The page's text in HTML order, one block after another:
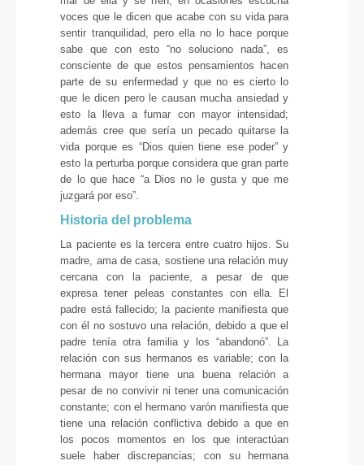
voces que le dicen que acabe con su vida para
sentir tranquilidad, pero ella no lo hace porque
sabe que con esto “no soluciono nada”, es
consciente de que estos pensamientos hacen
parte de su enfermedad y que no es cierto lo
que le dicen pero le causan mucha ansiedad y
esto la lleva a fumar con mayor intensidad;
además cree que sería un pecado quitarse la
vida porque es “Dios quien tiene ese poder” y
esto la perturba porque considera que gran parte
de lo que hace “a Dios no le gusta y que me
juzgará por eso”.
Historia del problema
La paciente es la tercera entre cuatro hijos. Su
madre, ama de casa, sostiene una relación muy
cercana con la paciente, a pesar de que
expresa tener peleas constantes con ella. El
padre está fallecido; la paciente manifiesta que
con él no sostuvo una relación, debido a que el
padre tenía otra familia y los “abandonó”. La
relación con sus hermanos es variable; con la
hermana mayor tiene una buena relación a
pesar de no convivir ni tener una comunicación
constante; con el hermano varón manifiesta que
tiene una relación conflictiva debido a que en
los pocos momentos en los que interactúan
suele haber discrepancias; con su hermana